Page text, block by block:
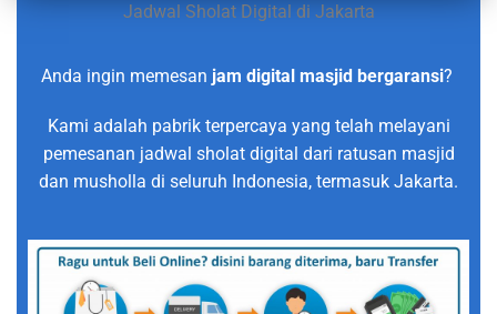
Jadwal Sholat Digital di Jakarta
Anda ingin memesan jam digital masjid bergaransi?
Kami adalah pabrik terpercaya yang telah melayani
pemesanan jadwal sholat digital dari ratusan masjid
dan musholla di seluruh Indonesia, termasuk Jakarta.